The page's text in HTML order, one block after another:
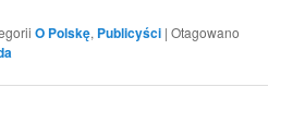
O Polskę, Publicyści |Otagowano